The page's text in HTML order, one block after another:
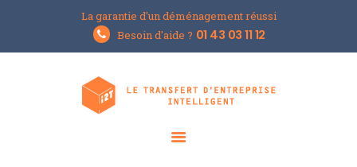
La garantie d'un déménagement réussi
Besoin d'aide ? 01 43 03 11 12
Groupe i2T
ACCUEIL